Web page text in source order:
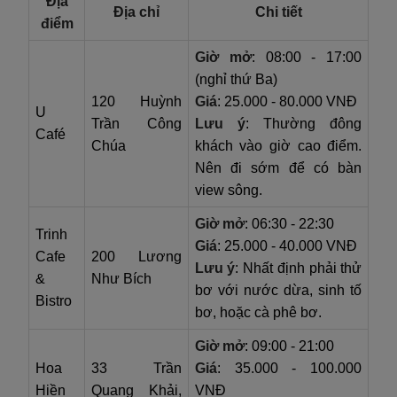
điểm
Địa chỉ Chi tiết
U
Café
120 Huỳnh
Trần Công
Chúa
Giờ mở: 08:00 - 17:00
(nghỉ thứ Ba)
Giá: 25.000 - 80.000 VNĐ
Lưu ý: Thường đông
khách vào giờ cao điểm.
Nên đi sớm để có bàn
view sông.
Trinh
Cafe
&
Bistro
200 Lương
Như Bích
Giờ mở: 06:30 - 22:30
Giá: 25.000 - 40.000 VNĐ
Lưu ý: Nhất định phải thử
bơ với nước dừa, sinh tố
bơ, hoặc cà phê bơ.
Hoa
Hiền
33 Trần
Quang Khải,
Giờ mở: 09:00 - 21:00
Giá: 35.000 - 100.000
VNĐ